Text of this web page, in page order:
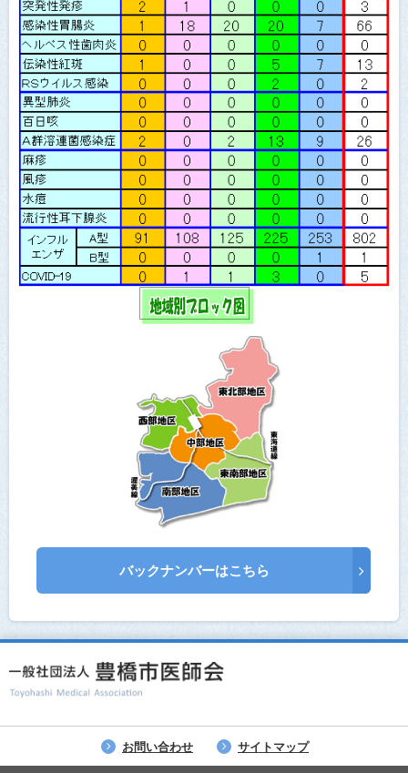
バックナンバーはこちら
お問い合わせ サイトマップ